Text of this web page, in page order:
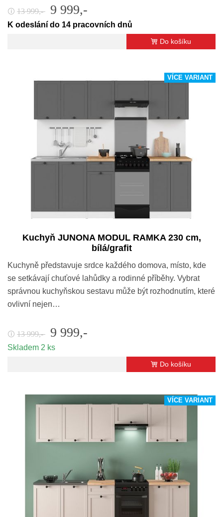
🛈 13 999,- 9 999,-
K odeslání do 14 pracovních dnů
Do košíku
VÍCE VARIANT
Kuchyň JUNONA MODUL RAMKA 230 cm,
bílá/grafit
Kuchyně představuje srdce každého domova, místo, kde
se setkávají chuťové lahůdky a rodinné příběhy. Vybrat
správnou kuchyňskou sestavu může být rozhodnutím, které
ovlivní nejen…
🛈 13 999,- 9 999,-
Skladem 2 ks
Do košíku
VÍCE VARIANT